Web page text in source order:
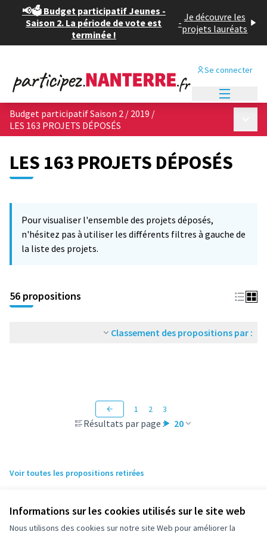
Informations sur les cookies utilisés sur le site web
Nous utilisons des cookies sur notre site Web pour améliorer la
📢🗳️ Budget participatif Jeunes -
Saison 2. La période de vote est
terminée !
- Je découvre les
projets lauréats
Se connecter
Budget participatif Saison 2 / 2019 /
LES 163 PROJETS DÉPOSÉS
LES 163 PROJETS DÉPOSÉS
Passer la carte
−
Pour visualiser l'ensemble des projets déposés,
n'hésitez pas à utiliser les différents filtres à gauche de
la liste des projets.
56 propositions
Classement des propositions par :
Résultats par page : 20
1 2 3
Voir toutes les propositions retirées